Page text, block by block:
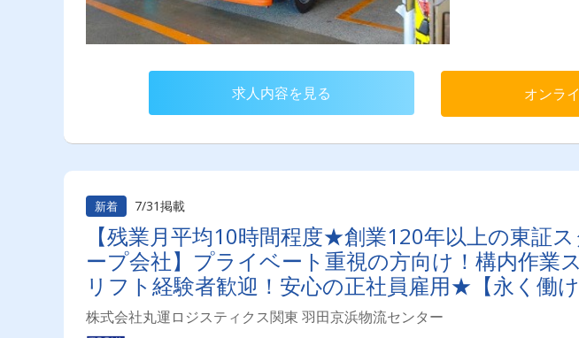
求人内容を見る オンラ
新着 7/31掲載
【残業月平均10時間程度★創業120年以上の東証
ープ会社】プライベート重視の方向け！構内作業
リフト経験者歓迎！安心の正社員雇用★【永く働
活躍中！賞与年2回】
株式会社丸運ロジスティクス関東 羽田京浜物流センター